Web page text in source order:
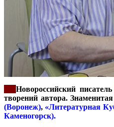
Новороссийский писатель
творений автора.
(Воронеж), «Литературная
Каменогорск).